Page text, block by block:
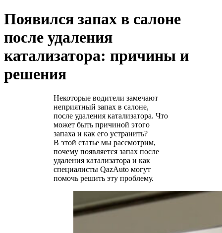
Появился запах в салоне
после удаления
катализатора: причины и
решения
Некоторые водители замечают
неприятный запах в салоне,
после удаления катализатора. Что
может быть причиной этого
запаха и как его устранить?
В этой статье мы рассмотрим,
почему появляется запах после
удаления катализатора и как
специалисты QazAuto могут
помочь решить эту проблему.